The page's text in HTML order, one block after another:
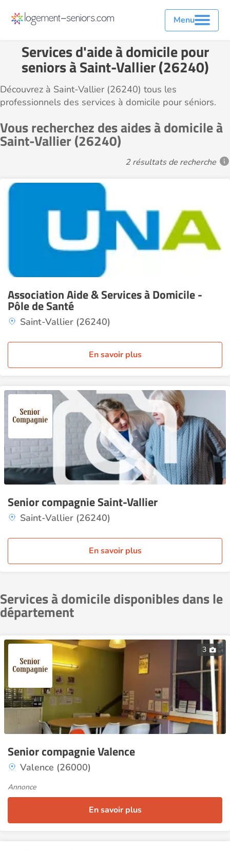
Menu
Services d'aide à domicile pour
seniors à Saint-Vallier (26240)
Découvrez à Saint-Vallier (26240) tous les
professionnels des services à domicile pour séniors.
Vous recherchez des aides à domicile à
Saint-Vallier (26240)
2 résultats de recherche
Association Aide & Services à Domicile -
Pôle de Santé
Saint-Vallier (26240)
En savoir plus
Senior compagnie Saint-Vallier
Saint-Vallier (26240)
En savoir plus
Services à domicile disponibles dans le
département
3
Senior compagnie Valence
Valence (26000)
Annonce
En savoir plus